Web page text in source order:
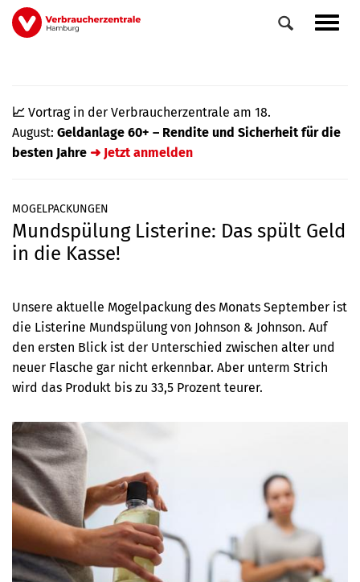
Direkt
zum
📈 Vortrag in der Verbraucherzentrale am 18.
August: Geldanlage 60+ – Rendite und Sicherheit für die
besten Jahre ➜ Jetzt anmelden
Veranstaltungen
0
MOGELPACKUNGEN
Mundspülung Listerine: Das spült Geld
in die Kasse!
Unsere aktuelle Mogelpackung des Monats September ist
die Listerine Mundspülung von Johnson & Johnson. Auf
den ersten Blick ist der Unterschied zwischen alter und
neuer Flasche gar nicht erkennbar. Aber unterm Strich
wird das Produkt bis zu 33,5 Prozent teurer.